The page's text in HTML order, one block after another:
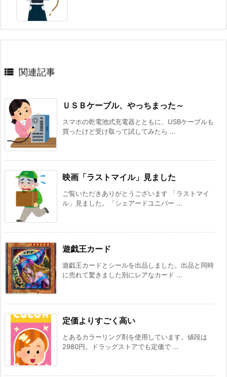
 関連記事
ＵＳＢケーブル、やっちまった～
スマホの乾電池式充電器とともに、USBケーブルも
買ったけど受け取って試してみたら ...
映画「ラストマイル」見ました
ご覧いただきありがとうございます 「ラストマイ
ル」見ました。「シェアードユニバー ...
遊戯王カード
遊戯王カードとシールを出品しました。出品と同時
に売れて驚きました別にレアなカード ...
定価よりすごく高い
とあるカラーリング剤を使用しています。値段は
2980円。ドラッグストアでも定価で ...